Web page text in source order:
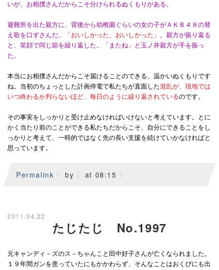
いが、お相撲さんだからこそ分けられるぬくもりがある。
避難所を出た親方に、背後から幼稚園ぐらいの女の子がＡＫＢ４８の替
え歌を口ずさんだ。「 おいしかった、おいしかった 」。親方が振り返る
と、笑顔で同じ節を繰り返した。「またね」と玉ノ井親方が手を振っ
た。
本当にお相撲さんだからこそ届けることのできる、温かいぬくもりです
ね。当初のちょっとした計画停電で私たちが直面した混乱が、現地では
いつ終わるか判らないほど、毎日のように繰り返されているのです。
その事実をしっかりと受け止めなければいけないと考えています。とに
かく当たり前のことができる私たちだからこそ、自分にできることをし
っかりと考えて、一時的ではなく先の長い支援を続けていかなければと
思っています。
Permalink by at 08:15
2011.04.22
たじたじ No.1997
元キャンディ－ズのス－ちゃんこと田中好子さんが亡くなられました。
１９年間ガンを患っていたにもかかわらず、そんなことはおくびにも出